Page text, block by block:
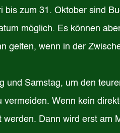
bis zum 31. Oktober sind
möglich. Es können
gelten, wenn in der
und Samstag, um den
Wenn kein
Dann wird erst am